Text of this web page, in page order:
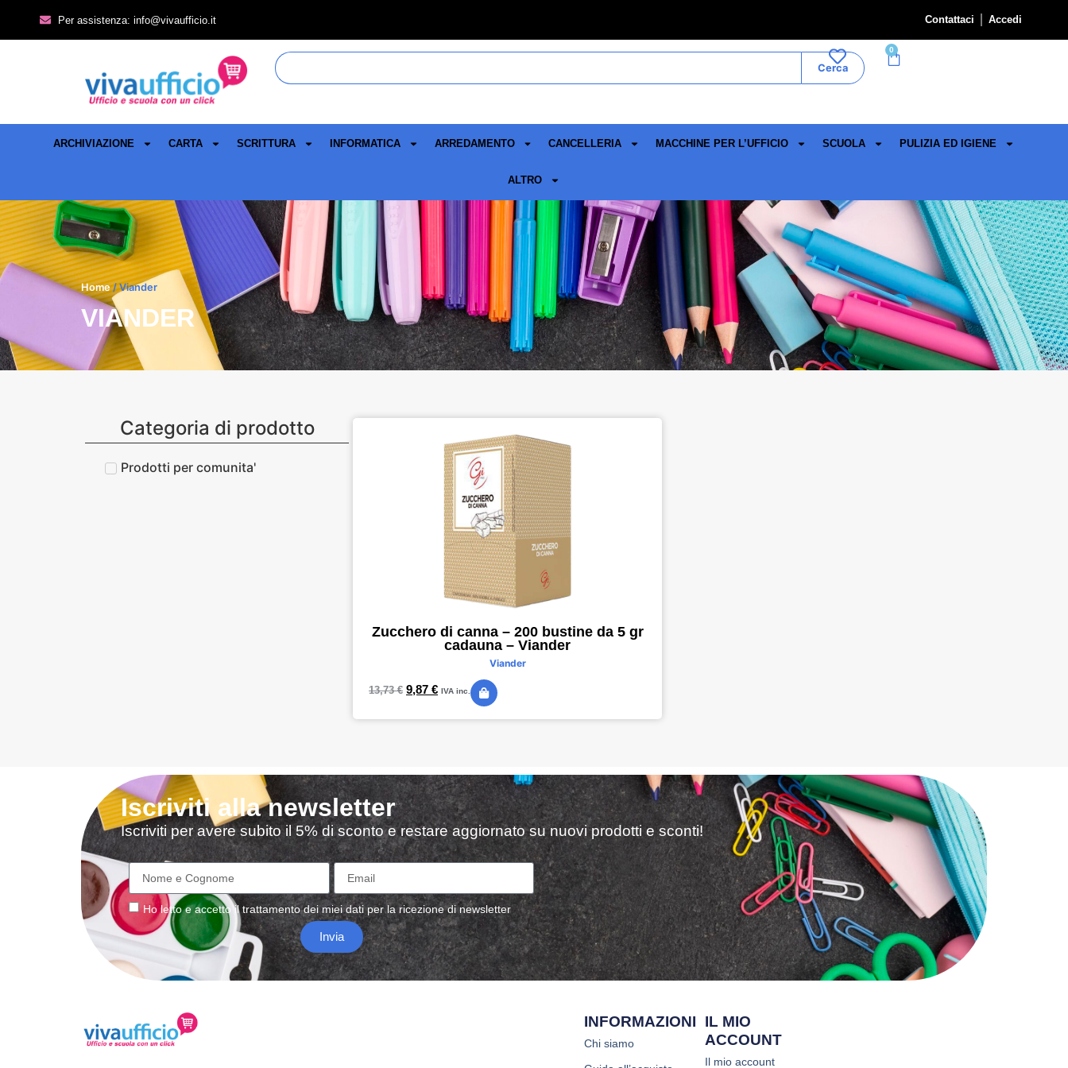
Per assistenza: info@vivaufficio.it Contattaci Accedi
Cerca
0
ARCHIVIAZIONE CARTA SCRITTURA INFORMATICA ARREDAMENTO CANCELLERIA MACCHINE PER L’UFFICIO SCUOLA PULIZIA ED IGIENE
ALTRO
Home/ Viander
VIANDER
Categoria di prodotto
Prodotti per comunita'
Zucchero di canna – 200 bustine da 5 gr
cadauna – Viander
Viander
13,73€ 9,87 € IVA inc.
Iscriviti alla newsletter
Iscriviti per avere subito il 5% di sconto e restare aggiornato su nuovi prodotti e sconti!
Ho letto e accetto iltrattamentodei miei dati per la ricezione di newsletter
Invia
INFORMAZIONI
Chi siamo
IL MIO
ACCOUNT
Il mio account